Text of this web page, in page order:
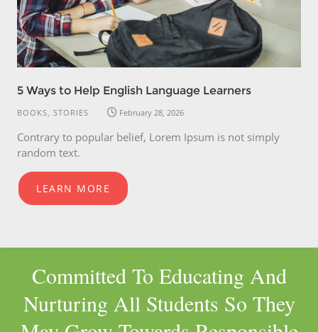
5 Ways to Help English Language Learners
BOOKS, STORIES February 28, 2026
Contrary to popular belief, Lorem Ipsum is not simply
random text.
LEARN MORE
Committed To Educating And
Nurturing All Students So They